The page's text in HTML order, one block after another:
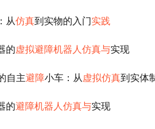
：从仿真到实物的入门实践
的虚拟避障机器人仿真与实现
自主避障小车：从 虚拟仿真到实体
的避障机器人仿真与实现